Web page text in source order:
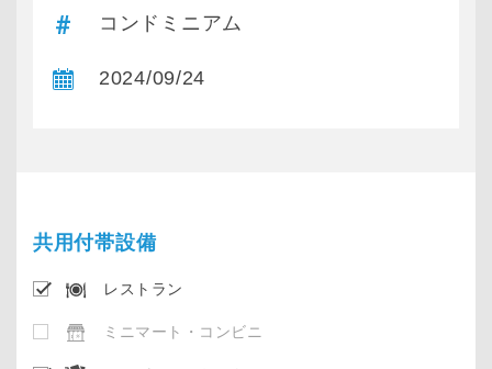
コンドミニアム
2024/09/24
共用付帯設備
レストラン
ミニマート・コンビニ